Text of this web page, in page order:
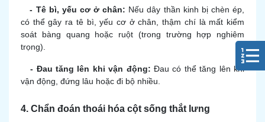
- Tê bì, yếu cơ ở chân: Nếu dây thần kinh bị chèn ép,
có thể gây ra tê bì, yếu cơ ở chân, thậm chí là mất kiểm
soát bàng quang hoặc ruột (trong trường hợp nghiêm
trọng).
- Đau tăng lên khi vận động: Đau có thể tăng lên khi
vận động, đứng lâu hoặc đi bộ nhiều.
4. Chẩn đoán thoái hóa cột sống thắt lưng